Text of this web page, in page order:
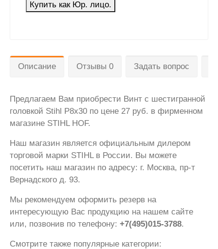
Купить как Юр. лицо.
Описание Отзывы 0 Задать вопрос
Предлагаем Вам приобрести Винт с шестигранной
головкой Stihl P8x30 по цене 27 руб. в фирменном
магазине STIHL HOF.
Наш магазин является официальным дилером
торговой марки STIHL в России. Вы можете
посетить наш магазин по адресу: г. Москва, пр-т
Вернадского д. 93.
Мы рекомендуем оформить резерв на
интересующую Вас продукцию на нашем сайте
или, позвонив по телефону: +7(495)015-3788.
Смотрите также популярные категории: